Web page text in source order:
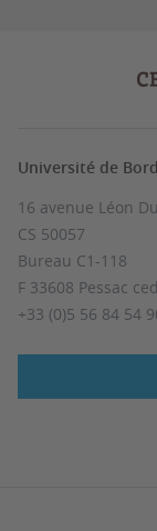
Université de
16 avenue Léon
CS 50057
Bureau C1-118
F 33608 Pessac
+33 (0)5 56 84 54